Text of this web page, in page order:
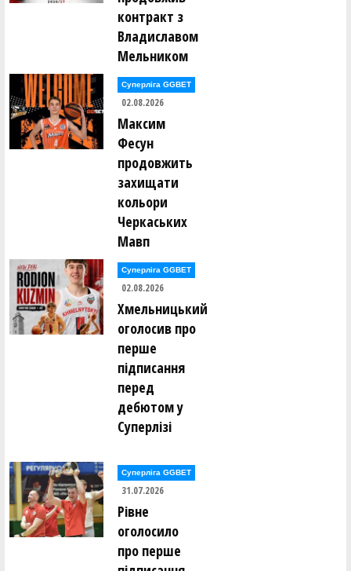
контракт з
Владиславом
Мельником
Суперліга GGBET
02.08.2026
Максим
Фесун
продовжить
захищати
кольори
Черкаських
Мавп
Суперліга GGBET
02.08.2026
Хмельницький
оголосив про
перше
підписання
перед
дебютом у
Суперлізі
Суперліга GGBET
31.07.2026
Рівне
оголосило
про перше